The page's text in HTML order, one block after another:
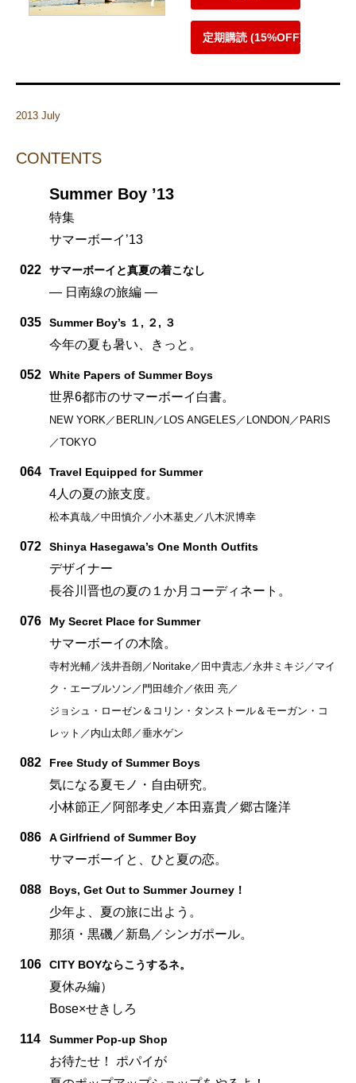
定期購読 (15%OFF)
2013 July
CONTENTS
Summer Boy ’13
特集
サマーボーイ’13
022 サマーボーイと真夏の着こなし
— 日南線の旅編 —
035 Summer Boy’s １, ２, ３
今年の夏も暑い、きっと。
052 White Papers of Summer Boys
世界6都市のサマーボーイ白書。
NEW YORK／BERLIN／LOS ANGELES／LONDON／PARIS
／TOKYO
064 Travel Equipped for Summer
4人の夏の旅支度。
松本真哉／中田慎介／小木基史／八木沢博幸
072 Shinya Hasegawa’s One Month Outfits
デザイナー
長谷川晋也の夏の１か月コーディネート。
076 My Secret Place for Summer
サマーボーイの木陰。
寺村光輔／浅井吾朗／Noritake／田中貴志／永井ミキジ／マイ
ク・エーブルソン／門田雄介／依田 亮／
ジョシュ・ローゼン＆コリン・タンストール＆モーガン・コ
レット／内山太郎／垂水ゲン
082 Free Study of Summer Boys
気になる夏モノ・自由研究。
小林節正／阿部孝史／本田嘉貴／郷古隆洋
086 A Girlfriend of Summer Boy
サマーボーイと、ひと夏の恋。
088 Boys, Get Out to Summer Journey！
少年よ、夏の旅に出よう。
那須・黒磯／新島／シンガポール。
106 CITY BOYならこうするネ。
夏休み編）
Bose×せきしろ
114 Summer Pop-up Shop
お待たせ！ ポパイが